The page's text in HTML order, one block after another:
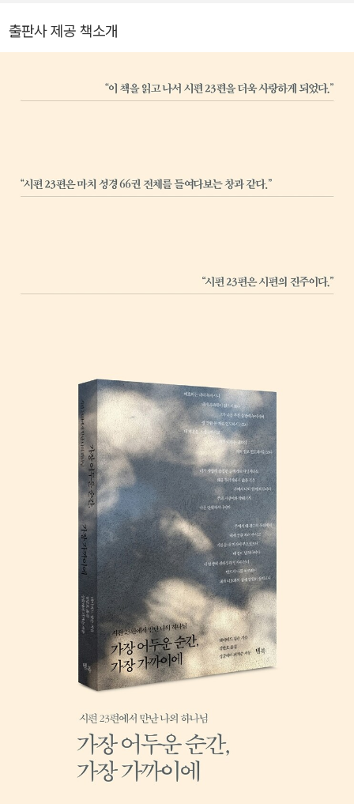
장으로서 설립 초기부터 다양한 도서의 번역과 편집, 감수 작업에 참
출판사 제공 책소개